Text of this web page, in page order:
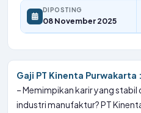
DIPOSTING
08 November 2025
Gaji PT Kinenta Purwakarta
– Memimpikan karir yang
industri manufaktur? PT